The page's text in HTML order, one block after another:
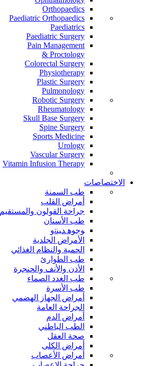
Orthopaedics
Paediatric Orthopaedics
Paediatrics
Paediatric Surgery
Pain Management
Proctology &
Colorectal Surgery
Physiotherapy
Plastic Surgery
Pulmonology
Robotic Surgery
Rheumatology
Skull Base Surgery
Spine Surgery
Sports Medicine
Urology
Vascular Surgery
Vitamin Infusion Therapy
الاختصاصات
طب السمنة
أمراض القلب
جراحة القولون والمستقيم
طب الأسنان
ﻮﺟﻮﻫ ﺪﻴﻨﺗﻭ
الأمراض الجلدية
الحمية والنظام الغذائي
طب الطوارئ
الأذن والأنف والحنجرة
طب الغدد الصماء
طب الأسرة
أمراض الجهاز الهضمي
الجراحة العامة
أمراض الدم
الطب الباطني
صحة العقل
أمراض الكلى
أمراض الأعصاب